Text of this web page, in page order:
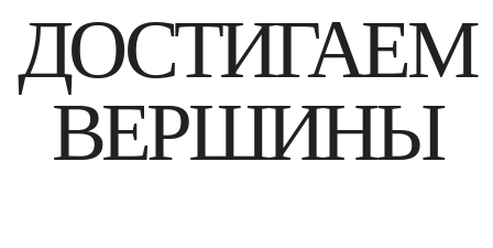
ДОСТИГАЕМ
ВЕРШИНЫ